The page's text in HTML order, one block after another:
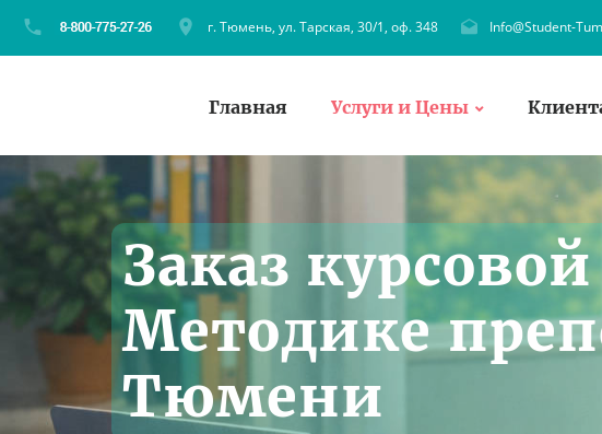
г. Тюмень, ул. Тарская, 30/1, оф. 348 Info@Student-
Главная Услуги и Цены
Заказ
Методике
Тюмени